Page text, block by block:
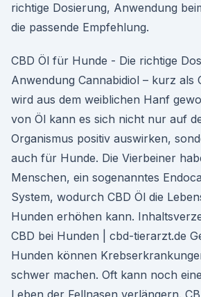
richtige Dosierung, Anwendung
die passende Empfehlung.
CBD Öl für Hunde - Die richtige
Anwendung Cannabidiol – kurz als
wird aus dem weiblichen Hanf
von Öl kann es sich nicht nur auf
Organismus positiv auswirken,
auch für Hunde. Die Vierbeiner
Menschen, ein sogenanntes
System, wodurch CBD Öl die
Hunden erhöhen kann.
CBD bei Hunden | cbd-tierarzt.de
Hunden können
schwer machen. Oft kann noch
Leben der Fellnasen verlängern.